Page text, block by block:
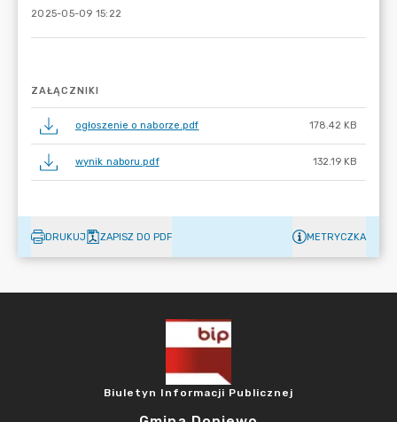
2025-05-09 15:22
ZAŁĄCZNIKI
ogłoszenie o naborze.pdf 178.42 KB
wynik naboru.pdf 132.19 KB
DRUKUJ ZAPISZ DO PDF METRYCZKA
Biuletyn Informacji Publicznej